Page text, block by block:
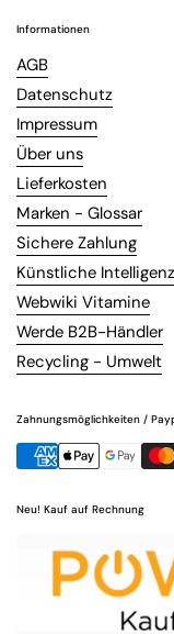
Informationen
AGB
Datenschutz
Impressum
Über uns
Lieferkosten
Marken - Glossar
Sichere Zahlung
Künstliche Intelligenz
Webwiki Vitamine
Werde B2B-Händler
Recycling - Umwelt
Zahnungsmöglichkeiten /
Neu! Kauf auf Rechnung